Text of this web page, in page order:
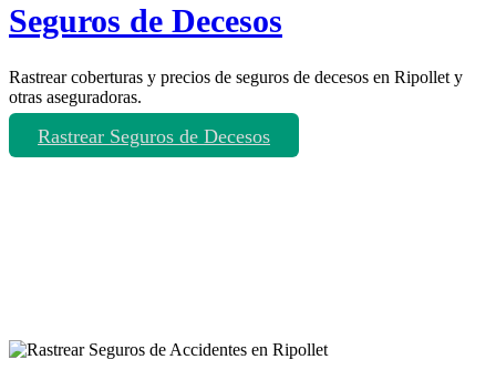
Seguros de Decesos
Rastrear coberturas y precios de seguros de decesos en Ripollet y
otras aseguradoras.
Rastrear Seguros de Decesos